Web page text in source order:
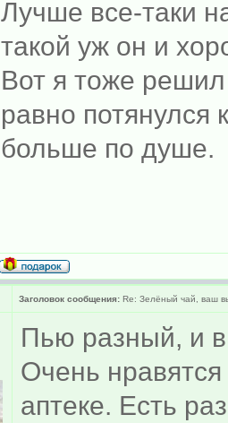
Лучше все-таки
такой уж он и
Вот я тоже
равно
больше по душе.
Заголовок сообщения: Re: Зелёный чай, ваш
Пью разный, и в
Очень
аптеке. Есть